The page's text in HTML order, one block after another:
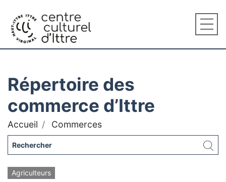
Répertoire des
commerce d’Ittre
Accueil Commerces
Agriculteurs